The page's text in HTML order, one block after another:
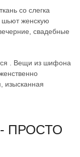
со слегка
шьют женскую
свадебные
. Вещи из шифона
изысканная
ПРОСТО